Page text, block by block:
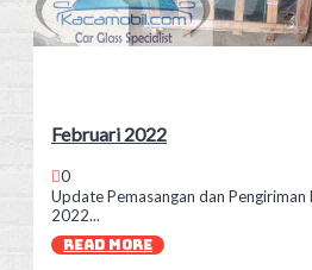
Februari 2022
0
Update Pemasangan dan
2022...
READ MORE